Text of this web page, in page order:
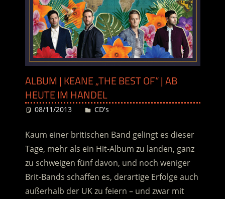
ALBUM | KEANE „THE BEST OF“ | AB
HEUTE IM HANDEL
08/11/2013 Desiree
CD's
Kaum einer britischen Band gelingt es dieser
Tage, mehr als ein Hit-Album zu landen, ganz
zu schweigen fünf davon, und noch weniger
Brit-Bands schaffen es, derartige Erfolge auch
außerhalb der UK zu feiern – und zwar mit